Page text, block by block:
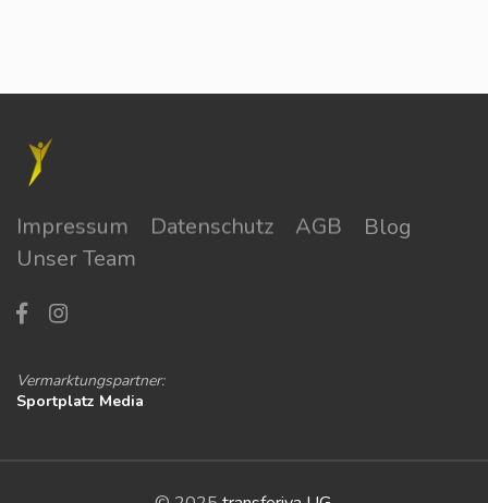
Impressum Datenschutz AGB
Blog
Unser Team
Vermarktungspartner:
Sportplatz Media